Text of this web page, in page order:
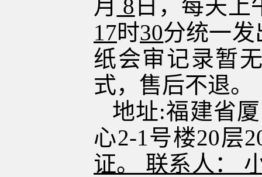
月 8 日， 每天上
17时30分统一发
纸会审记录暂
式， 售后不退。
地址:福建省
心2-1号楼20层
证。
联系人：